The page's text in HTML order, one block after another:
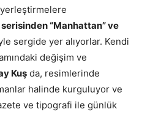
serisinden “Manhattan” ve
sergide yer alıyorlar. Kendi
değişim ve
Kuş da, resimlerinde
halinde kurguluyor ve
ve tipografi ile günlük